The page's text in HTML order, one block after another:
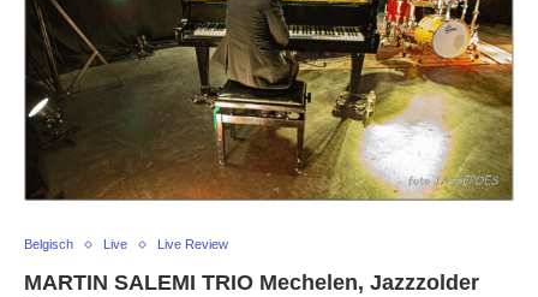
Belgisch Live Live Review
MARTIN SALEMI TRIO Mechelen, Jazzzolder